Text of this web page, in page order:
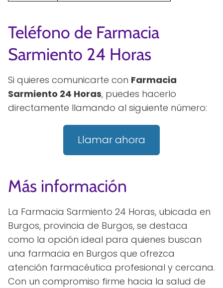
Teléfono de Farmacia
Sarmiento 24 Horas
Si quieres comunicarte con Farmacia
Sarmiento 24 Horas, puedes hacerlo
directamente llamando al siguiente número:
Llamar ahora
Más información
La Farmacia Sarmiento 24 Horas, ubicada en
Burgos, provincia de Burgos, se destaca
como la opción ideal para quienes buscan
una farmacia en Burgos que ofrezca
atención farmacéutica profesional y cercana.
Con un compromiso firme hacia la salud de